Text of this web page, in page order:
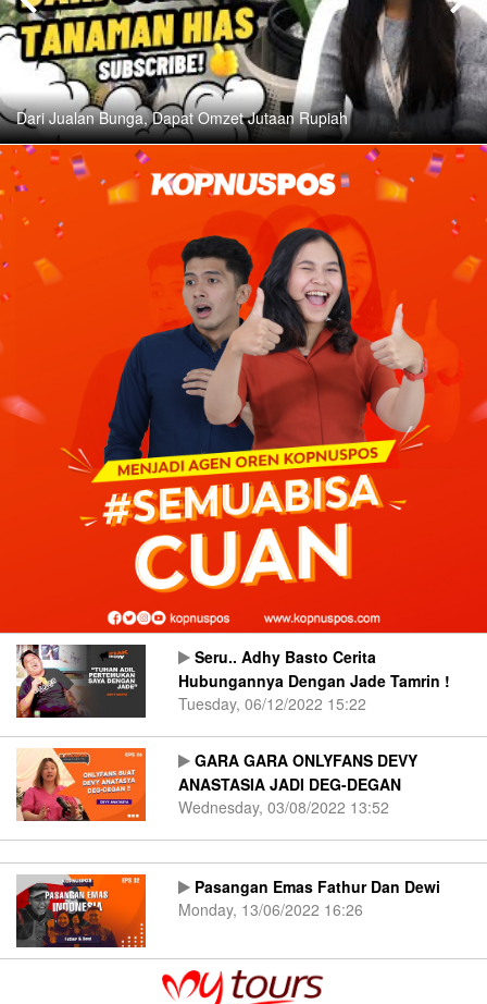
Ditjen Hortikultura Kembali Bagikan Buah dan Sayur
Pasar Tani Kementerian Pertanian
Seru.. Adhy Basto Cerita
Hubungannya Dengan Jade Tamrin !
Tuesday, 06/12/2022 15:22
GARA GARA ONLYFANS DEVY
ANASTASIA JADI DEG-DEGAN
Wednesday, 03/08/2022 13:52
Pasangan Emas Fathur Dan Dewi
Monday, 13/06/2022 16:26